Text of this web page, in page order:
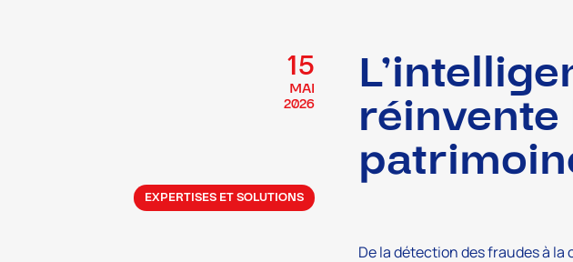
15
MAI
2026
EXPERTISES ET SOLUTIONS
réinvente
De la détection des fraudes à